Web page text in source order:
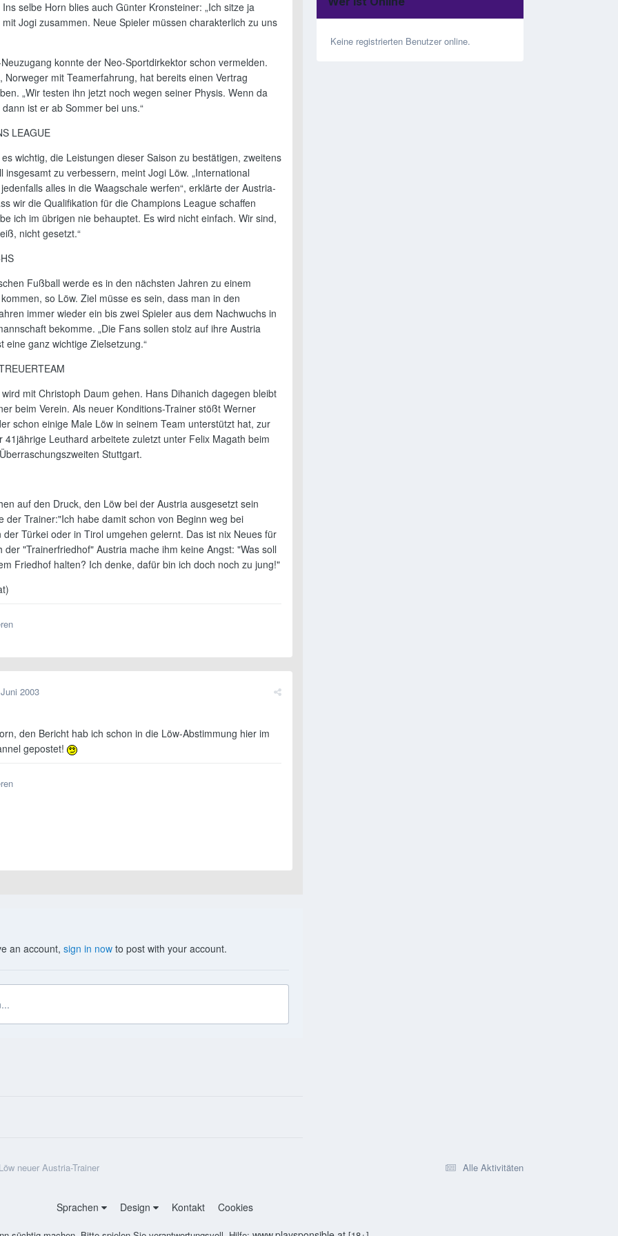
Ins selbe Horn blies auch Günter Kronsteiner: „Ich sitze ja
Jogi zusammen. Neue Spieler müssen charakterlich zu uns
konnte der Neo-Sportdirkektor schon vermelden.
Norweger mit Teamerfahrung, hat bereits einen Vertrag
„Wir testen ihn jetzt noch wegen seiner Physis. Wenn da
ist er ab Sommer bei uns.“
LEAGUE
wichtig, die Leistungen dieser Saison zu bestätigen, zweitens
insgesamt zu verbessern, meint Jogi Löw. „International
alles in die Waagschale werfen“, erklärte der Austria-
wir die Qualifikation für die Champions League schaffen
ich im übrigen nie behauptet. Es wird nicht einfach. Wir sind,
nicht gesetzt.“
Fußball werde es in den nächsten Jahren zu einem
so Löw. Ziel müsse es sein, dass man in den
immer wieder ein bis zwei Spieler aus dem Nachwuchs in
bekomme. „Die Fans sollen stolz auf ihre Austria
eine ganz wichtige Zielsetzung.“
mit Christoph Daum gehen. Hans Dihanich dagegen bleibt
beim Verein. Als neuer Konditions-Trainer stößt Werner
schon einige Male Löw in seinem Team unterstützt hat, zur
41jährige Leuthard arbeitete zuletzt unter Felix Magath beim
Stuttgart.
auf den Druck, den Löw bei der Austria ausgesetzt sein
der Trainer:"Ich habe damit schon von Beginn weg bei
der Türkei oder in Tirol umgehen gelernt. Das ist nix Neues für
der "Trainerfriedhof" Austria mache ihm keine Angst: "Was soll
Friedhof halten? Ich denke, dafür bin ich doch noch zu jung!"
2003
den Bericht hab ich schon in die Löw-Abstimmung hier im
gepostet!
an account, sign in now to post with your account.
Keine registrierten Benutzer online.
Alle Aktivitäten
neuer Austria-Trainer
Sprachen Design Kontakt Cookies